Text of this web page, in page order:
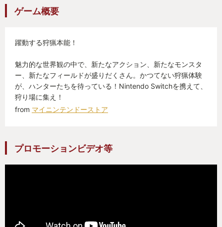
ゲーム概要
躍動する狩猟本能！
魅力的な世界観の中で、新たなアクション、新たなモンスタ
ー、新たなフィールドが盛りだくさん。かつてない狩猟体験
が、ハンターたちを待っている！Nintendo Switchを携えて、
狩り場に集え！
from マイニンテンドーストア
プロモーションビデオ等